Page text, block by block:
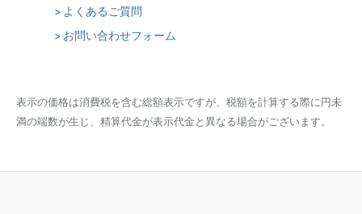
> よくあるご質問
> お問い合わせフォーム
表示の価格は消費税を含む総額表示ですが、税額を計算する際に円未
満の端数が生じ、精算代金が表示代金と異なる場合がございます。